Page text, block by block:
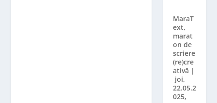
MaraT
ext,
marat
on de
scriere
(re)cre
ativă |
joi,
22.05.2
025,